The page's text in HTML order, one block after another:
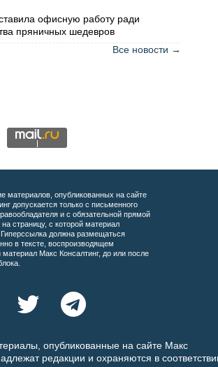
офисную работу ради
пряничных шедевров
Все новости →
материалов, опубликованных на сайте
допускается только с письменного
и с обязательной прямой
страницу, с которой материал
должна размещаться
в тексте, воспроизводящем
материал Макс Консалтинг, до или после
опубликованные на сайте Макс
редакции и охраняются в